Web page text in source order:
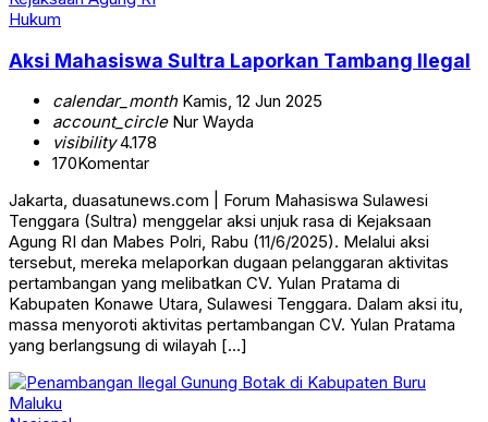
Hukum
Aksi Mahasiswa Sultra Laporkan Tambang Ilegal
calendar_monthKamis, 12 Jun 2025
account_circleNur Wayda
visibility4.178
170Komentar
Jakarta, duasatunews.com | Forum Mahasiswa Sulawesi
Tenggara (Sultra) menggelar aksi unjuk rasa di Kejaksaan
Agung RI dan Mabes Polri, Rabu (11/6/2025). Melalui aksi
tersebut, mereka melaporkan dugaan pelanggaran aktivitas
pertambangan yang melibatkan CV. Yulan Pratama di
Kabupaten Konawe Utara, Sulawesi Tenggara. Dalam aksi itu,
massa menyoroti aktivitas pertambangan CV. Yulan Pratama
yang berlangsung di wilayah […]